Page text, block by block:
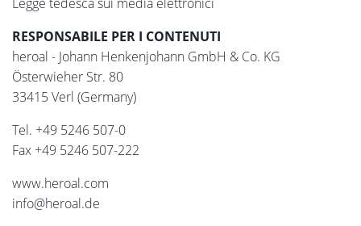
RESPONSABILE PER I CONTENUTI
heroal - Johann Henkenjohann GmbH & Co. KG
Österwieher Str. 80
33415 Verl (Germany)
Tel. +49 5246 507-0
Fax +49 5246 507-222
www.heroal.com
info@heroal.de